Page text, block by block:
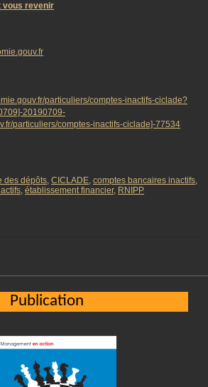
vous revenir
particuliers/comptes-inactifs-ciclade?
20190709-
particuliers/comptes-inactifs-ciclade]-77534
des dépôts, CICLADE, comptes bancaires inactifs,
, établissement financier, RNIPP
Publication